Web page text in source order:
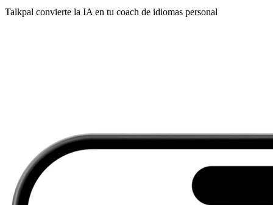
Talkpal convierte la IA en tu coach de idiomas personal